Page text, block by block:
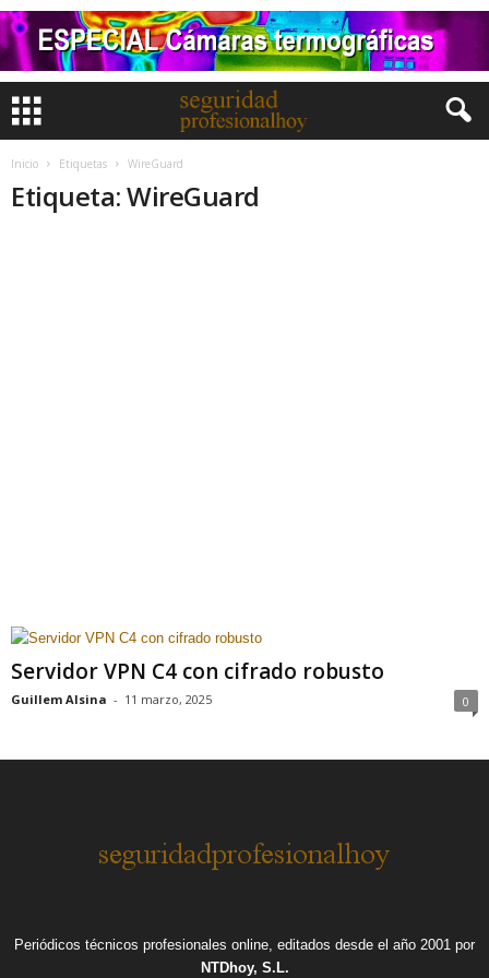
Inicio Etiquetas WireGuard
Etiqueta: WireGuard
Servidor VPN C4 con cifrado robusto
Guillem Alsina - 11 marzo, 2025 0
Periódicos técnicos profesionales online, editados desde el año 2001 por
NTDhoy, S.L.